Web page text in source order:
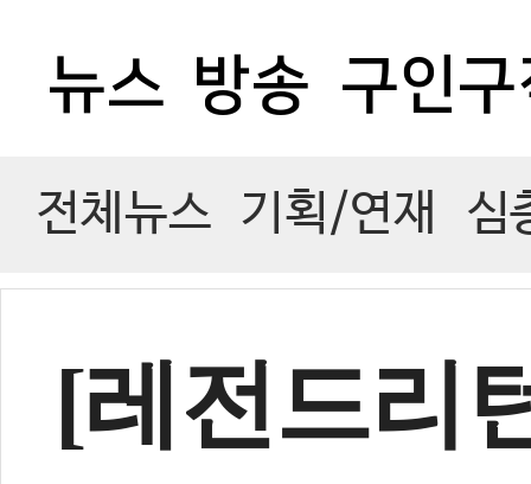
뉴스 방송 구인
전체뉴스 기획/연재 심
[레전드리